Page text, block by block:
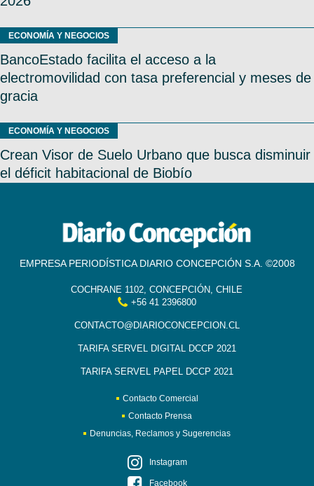
ECONOMÍA Y NEGOCIOS
BancoEstado facilita el acceso a la
electromovilidad con tasa preferencial y meses de
gracia
ECONOMÍA Y NEGOCIOS
Crean Visor de Suelo Urbano que busca disminuir
el déficit habitacional de Biobío
EMPRESA PERIODÍSTICA DIARIO CONCEPCIÓN S.A. ©2008
COCHRANE 1102, CONCEPCIÓN, CHILE
+56 41 2396800
CONTACTO@DIARIOCONCEPCION.CL
TARIFA SERVEL DIGITAL DCCP 2021
TARIFA SERVEL PAPEL DCCP 2021
Contacto Comercial
Contacto Prensa
Denuncias, Reclamos y Sugerencias
Instagram
Facebook